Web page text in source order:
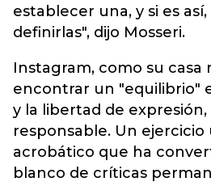
establecer una, y si es
definirlas", dijo Mosseri.
Instagram, como su casa
encontrar un "equilibrio"
y la libertad de expresión,
responsable. Un ejercicio
acrobático que ha
blanco de críticas